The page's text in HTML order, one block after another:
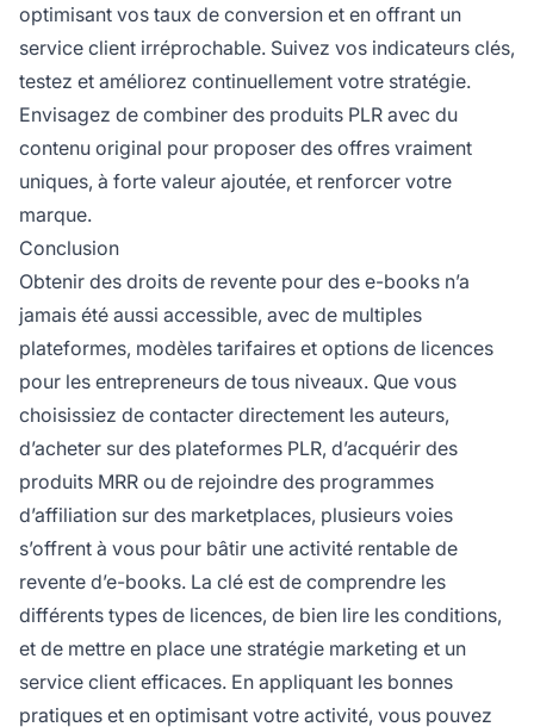
optimisant vos taux de conversion et en offrant un
service client irréprochable. Suivez vos indicateurs clés,
testez et améliorez continuellement votre stratégie.
Envisagez de combiner des produits PLR avec du
contenu original pour proposer des offres vraiment
uniques, à forte valeur ajoutée, et renforcer votre
marque.
Conclusion
Obtenir des droits de revente pour des e-books n’a
jamais été aussi accessible, avec de multiples
plateformes, modèles tarifaires et options de licences
pour les entrepreneurs de tous niveaux. Que vous
choisissiez de contacter directement les auteurs,
d’acheter sur des plateformes PLR, d’acquérir des
produits MRR ou de rejoindre des programmes
d’affiliation sur des marketplaces, plusieurs voies
s’offrent à vous pour bâtir une activité rentable de
revente d’e-books. La clé est de comprendre les
différents types de licences, de bien lire les conditions,
et de mettre en place une stratégie marketing et un
service client efficaces. En appliquant les bonnes
pratiques et en optimisant votre activité, vous pouvez